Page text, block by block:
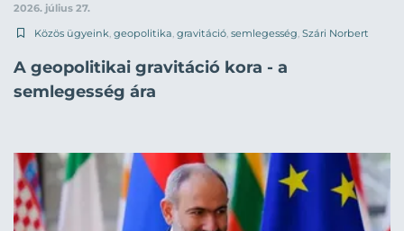
2026. július 27.
Közös ügyeink geopolitika gravitáció semlegesség Szári Norbert
A geopolitikai gravitáció kora - a
semlegesség ára